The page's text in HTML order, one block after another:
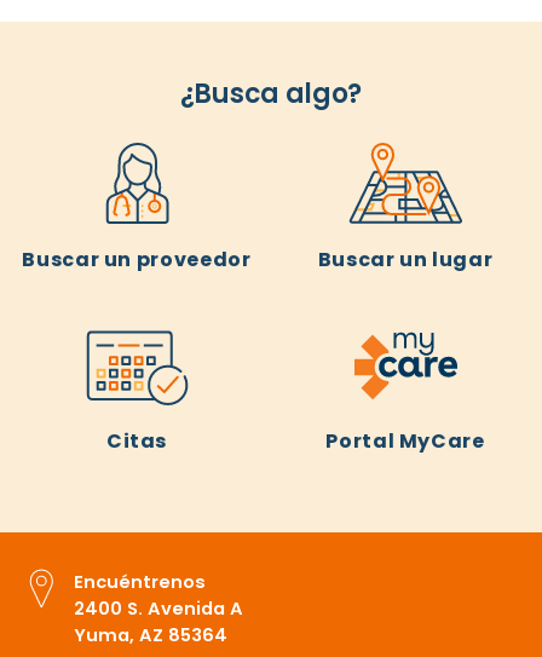
¿Busca algo?
Buscar un proveedor Buscar un lugar
Citas Portal MyCare
Encuéntrenos
2400 S. Avenida A
Yuma, AZ 85364